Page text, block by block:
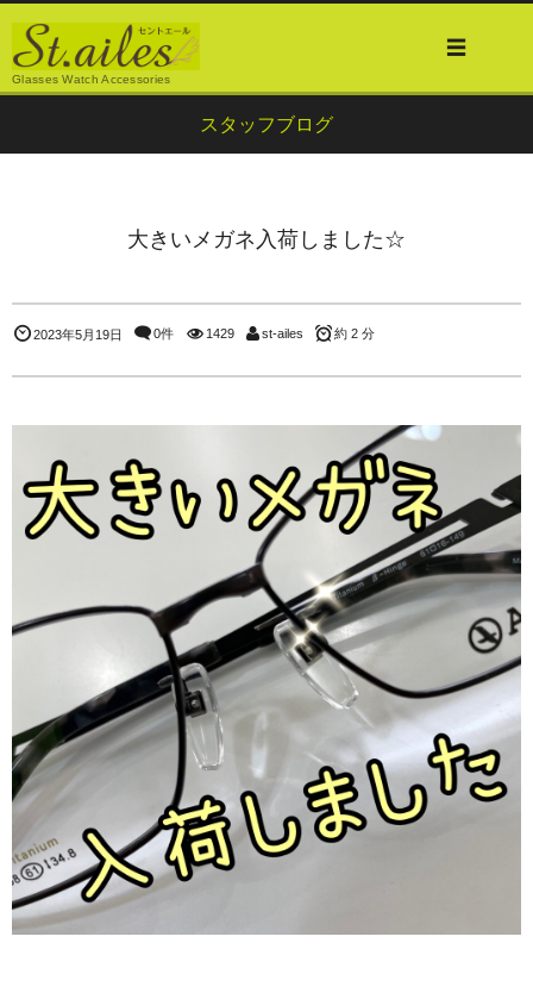
Glasses Watch Accessories
スタッフブログ
大きいメガネ入荷しました☆
2023年5月19日 0件 1429 st-ailes 約 2 分